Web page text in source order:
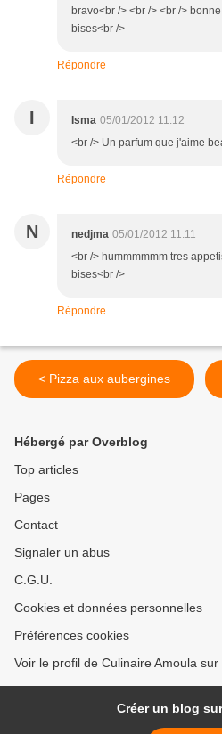
bravo<br /> <br /> <br />
bises<br />
Répondre
I Isma 05/01/2012 11:12
<br /> Un parfum que j'aime
Répondre
N nedjma 05/01/2012 11:11
<br /> hummmmmm tres
bises<br />
Répondre
< Pizza aux aubergines
Hébergé par Overblog
Top articles
Pages
Contact
Signaler un abus
C.G.U.
Cookies et données personnelles
Préférences cookies
Voir le profil de Culinaire Amoula
Créer un blog